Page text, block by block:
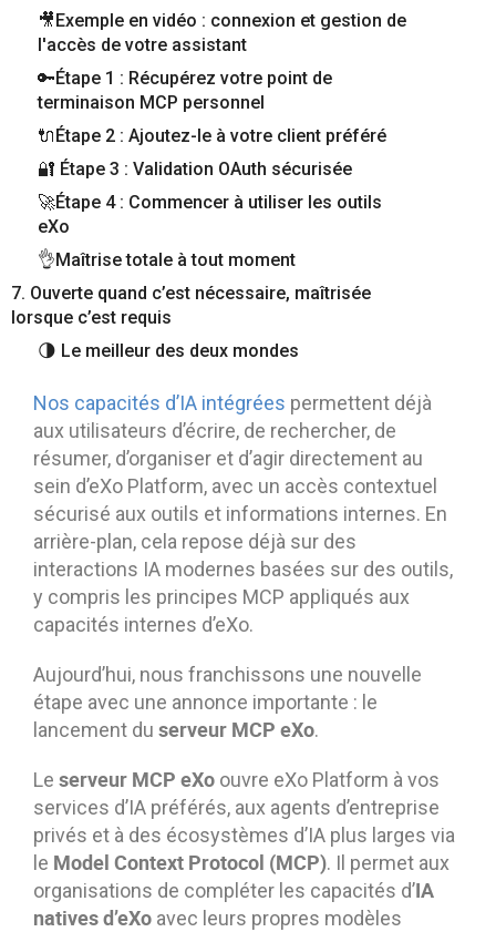
🎥Exemple en vidéo : connexion et gestion de
l'accès de votre assistant
🔑Étape 1 : Récupérez votre point de
terminaison MCP personnel
🔌Étape 2 : Ajoutez-le à votre client préféré
🔐 Étape 3 : Validation OAuth sécurisée
🚀Étape 4 : Commencer à utiliser les outils
eXo
👌Maîtrise totale à tout moment
7. Ouverte quand c’est nécessaire, maîtrisée
lorsque c’est requis
🌗 Le meilleur des deux mondes
Nos capacités d’IA intégrées permettent déjà
aux utilisateurs d’écrire, de rechercher, de
résumer, d’organiser et d’agir directement au
sein d’eXo Platform, avec un accès contextuel
sécurisé aux outils et informations internes. En
arrière-plan, cela repose déjà sur des
interactions IA modernes basées sur des outils,
y compris les principes MCP appliqués aux
capacités internes d’eXo.
Aujourd’hui, nous franchissons une nouvelle
étape avec une annonce importante : le
lancement du serveur MCP eXo.
Le serveur MCP eXo ouvre eXo Platform à vos
services d’IA préférés, aux agents d’entreprise
privés et à des écosystèmes d’IA plus larges via
le Model Context Protocol (MCP). Il permet aux
organisations de compléter les capacités d’IA
natives d’eXo avec leurs propres modèles